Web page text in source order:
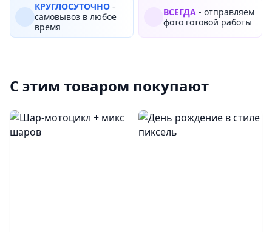
КРУГЛОСУТОЧНО -
самовывоз в любое
время
ВСЕГДА - отправляем
фото готовой работы
С этим товаром покупают